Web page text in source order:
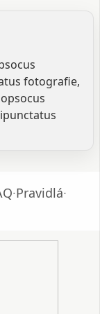
fotografie,
·Pravidlá·